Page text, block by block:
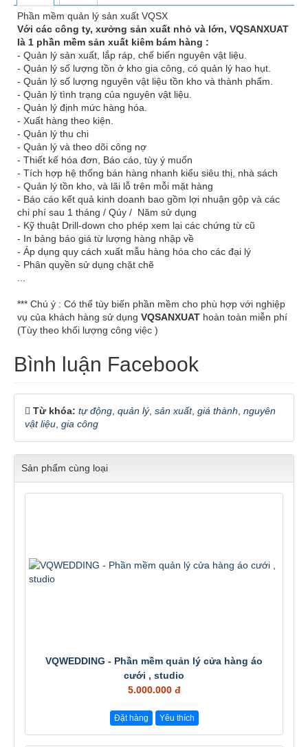
Phần mềm quản lý sản xuất VQSX
Với các công ty, xưởng sản xuất nhỏ và lớn, VQSANXUAT
là 1 phần mềm sản xuất kiêm bám hàng :
- Quản lý sản xuất, lắp ráp, chế biến nguyên vật liệu.
- Quản lý số lượng tồn ở kho gia công, có quản lý hao hụt.
- Quản lý số lượng nguyên vật liệu tồn kho và thành phẩm.
- Quản lý tình trạng của nguyên vật liệu.
- Quản lý định mức hàng hóa.
- Xuất hàng theo kiện.
- Quản lý thu chi
- Quản lý và theo dõi công nợ
- Thiết kế hóa đơn, Báo cáo, tùy ý muốn
- Tích hợp hệ thống bán hàng nhanh kiểu siêu thị, nhà sách
- Quản lý tồn kho, và lãi lỗ trên mỗi mặt hàng
- Báo cáo kết quả kinh doanh bao gồm lợi nhuận gộp và các
chi phí sau 1 tháng / Qúy / Năm sử dụng
- Kỹ thuật Drill-down cho phép xem lại các chứng từ cũ
- In bảng báo giá từ lượng hàng nhập về
- Áp dụng quy cách xuất mẫu hàng hóa cho các đại lý
- Phân quyền sử dụng chặt chẽ
*** Chú ý : Có thể tùy biến phần mềm cho phù hợp với nghiệp
vụ của khách hàng sử dụng VQSANXUAT hoàn toàn miễn phí
(Tùy theo khối lượng công việc )
Bình luận Facebook
Từ khóa: tự động quản lý, sản xuất, giá thành nguyên
vật liệu gia công
Sản phẩm cùng loại
VQWEDDING - Phần mềm quản lý cửa hàng áo
cưới , studio
5.000.000 đ
Đặt hàng Yêu thích